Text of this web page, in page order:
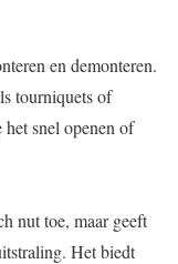
en demonteren.
tourniquets of
snel openen of
nut toe, maar geeft
Het biedt